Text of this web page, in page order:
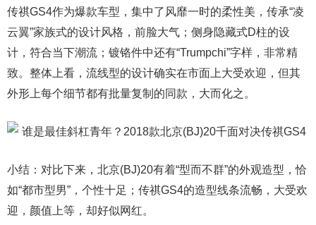
传祺GS4作为爆款车型，集中了风靡一时的柔性美，传承“凌
云翼”家族式的设计风格，前脸大气；侧身隐藏式D柱的设
计，符合当下潮流；镀铬件中还有“Trumpchi”字样，非常精
致。整体上看，流线型的设计确实在市面上大受欢迎，但其
外形上每个细节都有批量复制的同款，大而化之。
小结：对比下来，北京(BJ)20有着“型而不群”的外观造型，恰
如“都市型男”，个性十足；传祺GS4的造型线条流畅，大受欢
迎，颜值上等，却好似网红。